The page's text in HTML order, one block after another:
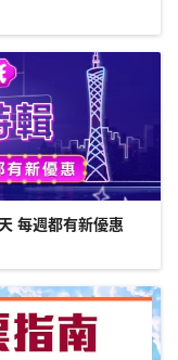
每週都有新優惠